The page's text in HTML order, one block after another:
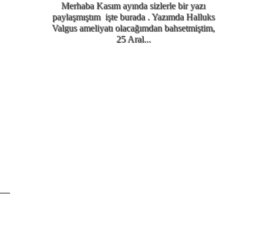
Merhaba Kasım ayında sizlerle bir yazı
paylaşmıştım işte burada . Yazımda Halluks
Valgus ameliyatı olacağımdan bahsetmiştim,
25 Aral...